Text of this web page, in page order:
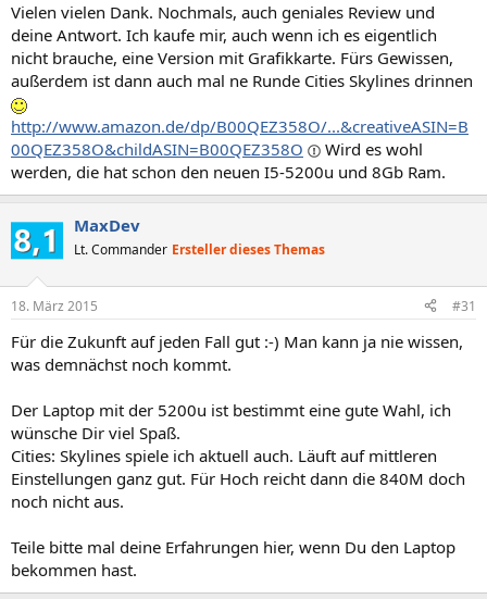
Vielen vielen Dank. Nochmals, auch geniales Review und
deine Antwort. Ich kaufe mir, auch wenn ich es eigentlich
nicht brauche, eine Version mit Grafikkarte. Fürs Gewissen,
außerdem ist dann auch mal ne Runde Cities Skylines drinnen
http://www.amazon.de/dp/B00QEZ358O/...&creativeASIN=B
00QEZ358O&childASIN=B00QEZ358O
Wird es wohl
werden, die hat schon den neuen I5-5200u und 8Gb Ram.
MaxDev
Lt. Commander Ersteller dieses Themas
18. März 2015 #31
Für die Zukunft auf jeden Fall gut :-) Man kann ja nie wissen,
was demnächst noch kommt.
Der Laptop mit der 5200u ist bestimmt eine gute Wahl, ich
wünsche Dir viel Spaß.
Cities: Skylines spiele ich aktuell auch. Läuft auf mittleren
Einstellungen ganz gut. Für Hoch reicht dann die 840M doch
noch nicht aus.
Teile bitte mal deine Erfahrungen hier, wenn Du den Laptop
bekommen hast.